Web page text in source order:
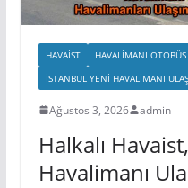
HAVAIST HAVALIMANI OTOBÜS
İSTANBUL YENI HAVALIMANI
Ağustos 3, 2026 admin
Halkalı
Havalimanı